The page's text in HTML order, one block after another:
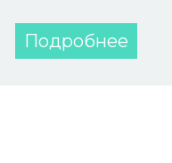
Подробнее